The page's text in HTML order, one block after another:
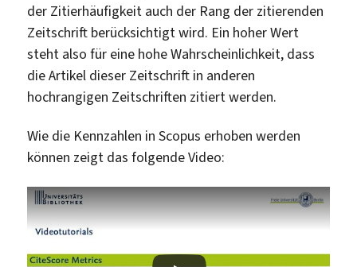
der Zitierhäufigkeit auch der Rang der zitierenden
Zeitschrift berücksichtigt wird. Ein hoher Wert
steht also für eine hohe Wahrscheinlichkeit, dass
die Artikel dieser Zeitschrift in anderen
hochrangigen Zeitschriften zitiert werden.
Wie die Kennzahlen in Scopus erhoben werden
können zeigt das folgende Video: